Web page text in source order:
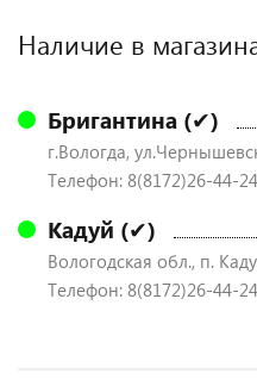
Наличие в
Бригантина (✔)
г.Вологда,
Телефон: 8(8172)26-44-
Кадуй (✔)
Вологодская обл., п.
Телефон: 8(8172)26-44-